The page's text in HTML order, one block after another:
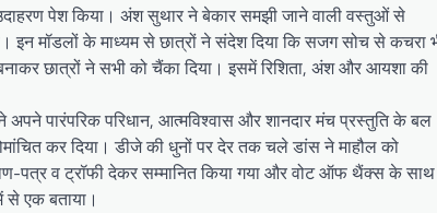
पेश किया। अंश सुथार ने बेकार समझी जाने वाली वस्तुओं से
इन मॉडलों के माध्यम से छात्रों ने संदेश दिया कि सजग सोच से कचरा
छात्रों ने सभी को चैंका दिया। इसमें रिशिता, अंश और आयशा की
अपने पारंपरिक परिधान, आत्मविश्वास और शानदार मंच प्रस्तुति के बल
कर दिया। डीजे की धुनों पर देर तक चले डांस ने माहौल को
पत्र व ट्रॉफी देकर सम्मानित किया गया और वोट ऑफ थैंक्स के साथ
एक बताया।